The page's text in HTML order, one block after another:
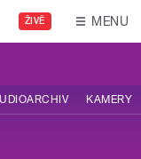
ŽIVĚ MENU
KAMERY